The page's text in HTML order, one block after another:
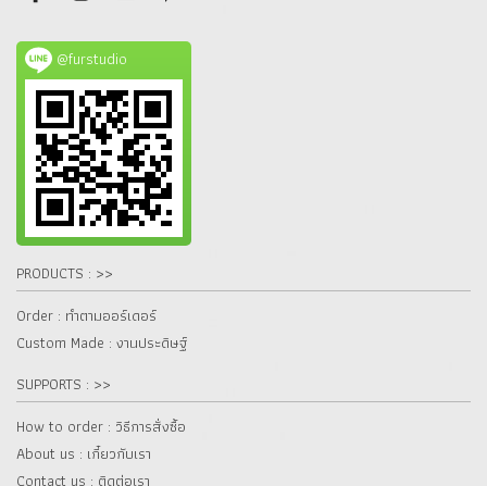
@furstudio
PRODUCTS : >>
Order : ทำตามออร์เดอร์
Custom Made : งานประดิษฐ์
SUPPORTS : >>
How to order : วิธีการสั่งซื้อ
About us : เกี๋ยวกับเรา
Contact us : ติดต่อเรา